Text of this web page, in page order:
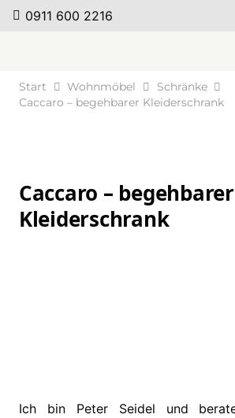
0911 600 2216
Start Wohnmöbel
Schränke
Caccaro – begehbarer Kleiderschrank
Caccaro – begehbarer
Kleiderschrank
Ich bin Peter Seidel und